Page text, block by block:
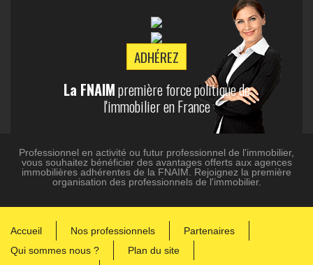
ADHÉREZ
La FNAIMpremière force politique de
l'immobilier en France
Professionnel en activité ou futur professionnel de l'immobilier,
vous souhaitez bénéficier des avantages offerts aux agences
immobilières adhérentes de la FNAIM. Rejoignez la première
organisation des professionnels de l'immobilier.
Accueil Nos professionnels
Partenaires
Qui sommes nous ?
Plan du site